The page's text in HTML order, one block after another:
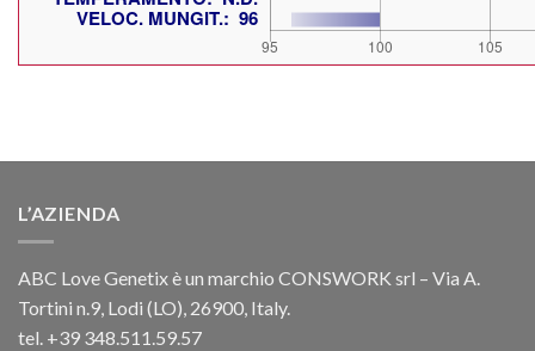
L’AZIENDA
ABC Love Genetix è un marchio CONSWORK srl – Via A.
Tortini n.9, Lodi (LO), 26900, Italy.
tel. +39 348.511.59.57